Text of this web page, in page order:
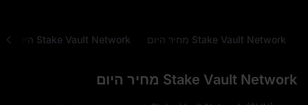
Stake Vault Network מחיר היום
Stake Vault Network מחיר היום